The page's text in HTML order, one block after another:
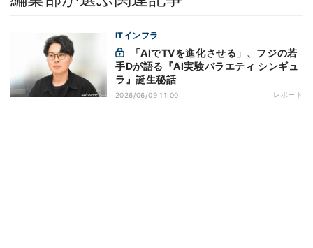
ITインフラ
手Dが語る『AI実験バラエティ シンギュ
ラ』誕生秘話
2026/06/09 11:00 レポート